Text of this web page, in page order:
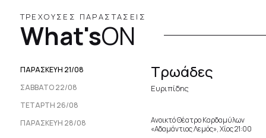
ΤΡΕΧΟΥΣΕΣ ΠΑΡΑΣΤΑΣΕΙΣ
What'sON
ΠΑΡΑΣΚΕΥΉ 21/08
ΣΆΒΒΑΤΟ 22/08
ΤΕΤΆΡΤΗ 26/08
ΠΑΡΑΣΚΕΥΉ 28/08
Τρωάδες
Ευριπίδης
Ανοικτό Θέατρο Καρδαμύλων
«Αδαμάντιος Λεμός», Χίος 21:00